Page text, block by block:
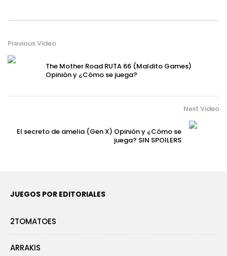
Previous Video
The Mother Road RUTA 66 (Maldito Games)
Opinión y ¿Cómo se juega?
Next Video
El secreto de amelia (Gen X) Opinión y ¿Cómo se
juega? SIN SPOILERS
JUEGOS POR EDITORIALES
2TOMATOES
ARRAKIS